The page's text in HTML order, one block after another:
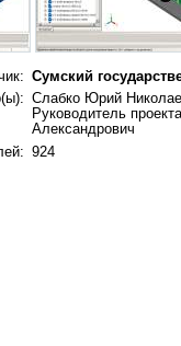
Сумский
Слабко Юрий
Руководитель
Александрович
924